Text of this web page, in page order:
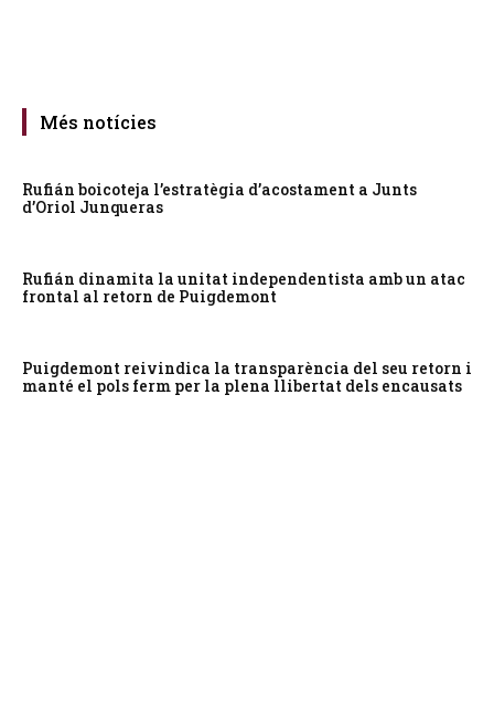
Més notícies
Rufián boicoteja l’estratègia d’acostament a Junts
d’Oriol Junqueras
Rufián dinamita la unitat independentista amb un atac
frontal al retorn de Puigdemont
Puigdemont reivindica la transparència del seu retorn i
manté el pols ferm per la plena llibertat dels encausats